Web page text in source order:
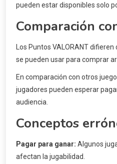
pueden estar disponibles solo
Comparación
Los Puntos VALORANT
se pueden usar para comprar
En comparación con otros
jugadores pueden esperar
audiencia.
Conceptos
Pagar para ganar: Algunos
afectan la jugabilidad.